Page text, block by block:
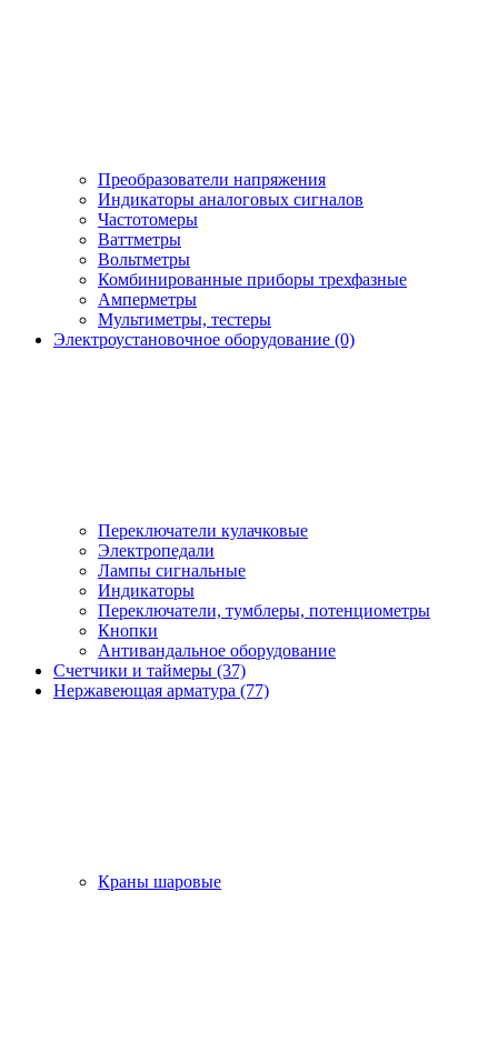
Преобразователи напряжения
Индикаторы аналоговых сигналов
Частотомеры
Ваттметры
Вольтметры
Комбинированные приборы трехфазные
Амперметры
Мультиметры, тестеры
Электроустановочное оборудование (0)
Переключатели кулачковые
Электропедали
Лампы сигнальные
Индикаторы
Переключатели, тумблеры, потенциометры
Кнопки
Антивандальное оборудование
Счетчики и таймеры (37)
Нержавеющая арматура (77)
Краны шаровые